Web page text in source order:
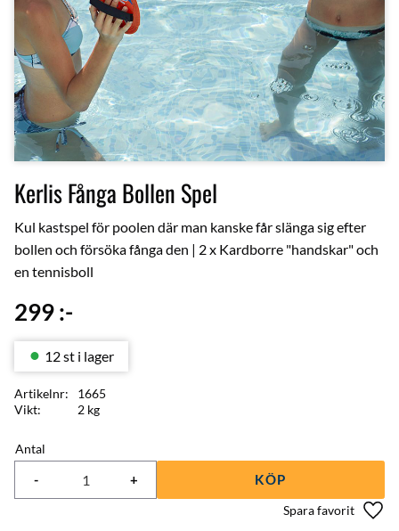
Kerlis Fånga Bollen Spel
Kul kastspel för poolen där man kanske får slänga sig efter
bollen och försöka fånga den | 2 x Kardborre "handskar" och
en tennisboll
299:-
Antal
+
- KÖP
12 st i lager
Artikelnr
1665
Vikt
2 kg